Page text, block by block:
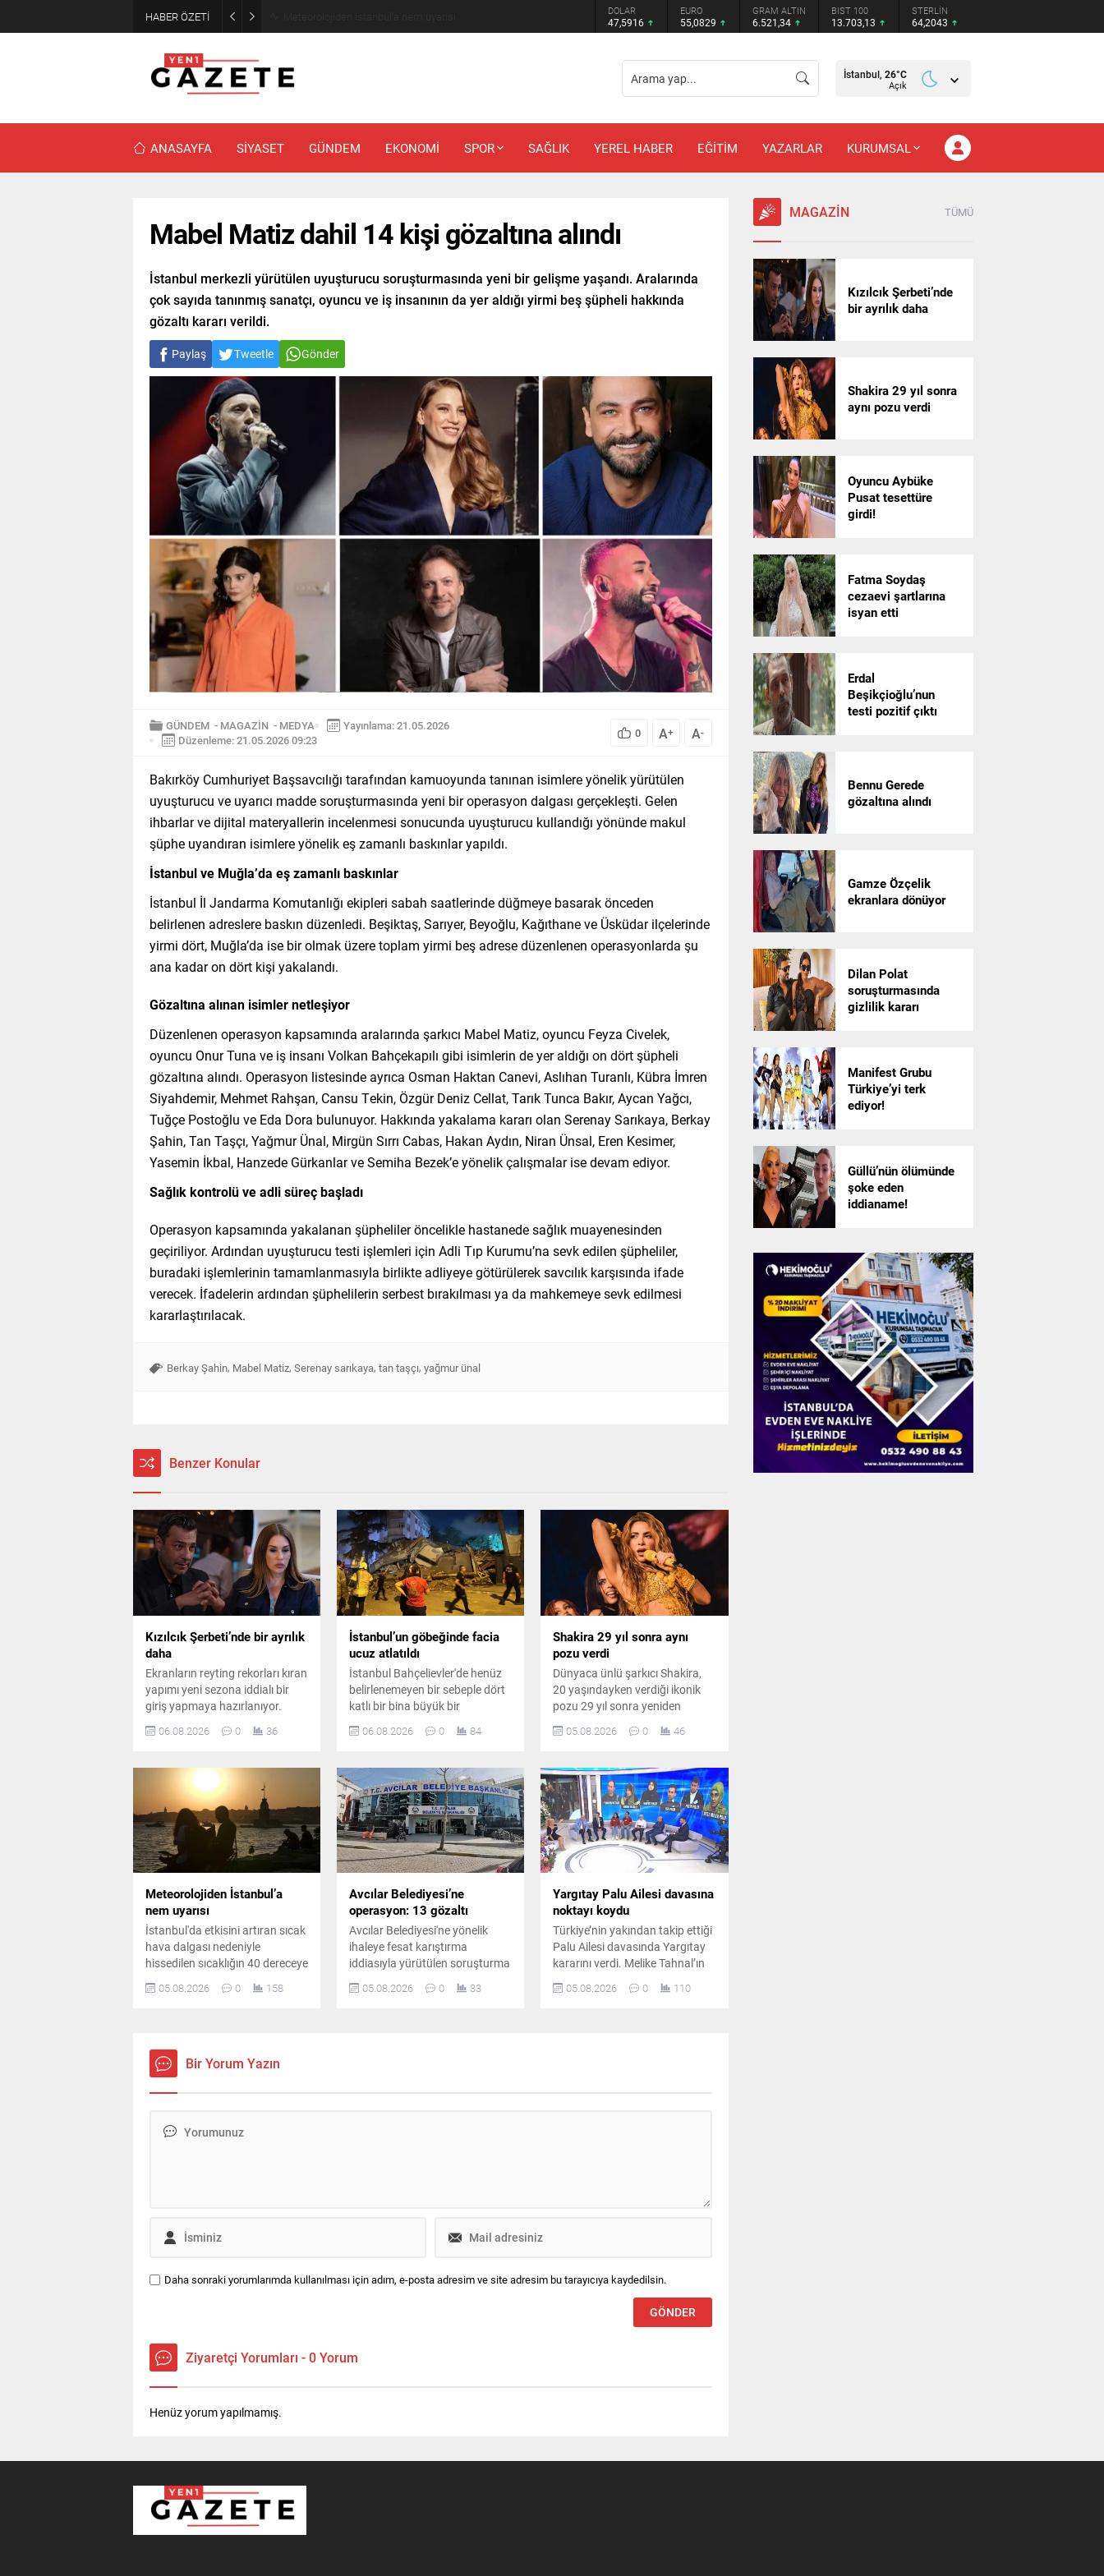
HABER ÖZETİ DOLAR
47,5916
EURO
55,0829
GRAM ALTIN
6.521,34
BIST 100
13.703,13
STERLİN
64,2043
İstanbul, 26°C
Açık
ANASAYFA SİYASET GÜNDEM EKONOMİ SPOR SAĞLIK YEREL HABER EĞİTİM YAZARLAR KURUMSAL
Mabel Matiz dahil 14 kişi gözaltına alındı
İstanbul merkezli yürütülen uyuşturucu soruşturmasında yeni bir gelişme yaşandı. Aralarında
çok sayıda tanınmış sanatçı, oyuncu ve iş insanının da yer aldığı yirmi beş şüpheli hakkında
gözaltı kararı verildi.
Paylaş Tweetle Gönder
GÜNDEM - MAGAZİN - MEDYA
Yayınlama: 21.05.2026
Düzenleme: 21.05.2026 09:23
0 A+ A-
Bakırköy Cumhuriyet Başsavcılığı tarafından kamuoyunda tanınan isimlere yönelik yürütülen
uyuşturucu ve uyarıcı madde soruşturmasında yeni bir operasyon dalgası gerçekleşti. Gelen
ihbarlar ve dijital materyallerin incelenmesi sonucunda uyuşturucu kullandığı yönünde makul
şüphe uyandıran isimlere yönelik eş zamanlı baskınlar yapıldı.
İstanbul ve Muğla’da eş zamanlı baskınlar
İstanbul İl Jandarma Komutanlığı ekipleri sabah saatlerinde düğmeye basarak önceden
belirlenen adreslere baskın düzenledi. Beşiktaş, Sarıyer, Beyoğlu, Kağıthane ve Üsküdar ilçelerinde
yirmi dört, Muğla’da ise bir olmak üzere toplam yirmi beş adrese düzenlenen operasyonlarda şu
ana kadar on dört kişi yakalandı.
Gözaltına alınan isimler netleşiyor
Düzenlenen operasyon kapsamında aralarında şarkıcı Mabel Matiz, oyuncu Feyza Civelek,
oyuncu Onur Tuna ve iş insanı Volkan Bahçekapılı gibi isimlerin de yer aldığı on dört şüpheli
gözaltına alındı. Operasyon listesinde ayrıca Osman Haktan Canevi, Aslıhan Turanlı, Kübra İmren
Siyahdemir, Mehmet Rahşan, Cansu Tekin, Özgür Deniz Cellat, Tarık Tunca Bakır, Aycan Yağcı,
Tuğçe Postoğlu ve Eda Dora bulunuyor. Hakkında yakalama kararı olan Serenay Sarıkaya, Berkay
Şahin, Tan Taşçı, Yağmur Ünal, Mirgün Sırrı Cabas, Hakan Aydın, Niran Ünsal, Eren Kesimer,
Yasemin İkbal, Hanzede Gürkanlar ve Semiha Bezek’e yönelik çalışmalar ise devam ediyor.
Sağlık kontrolü ve adli süreç başladı
Operasyon kapsamında yakalanan şüpheliler öncelikle hastanede sağlık muayenesinden
geçiriliyor. Ardından uyuşturucu testi işlemleri için Adli Tıp Kurumu’na sevk edilen şüpheliler,
buradaki işlemlerinin tamamlanmasıyla birlikte adliyeye götürülerek savcılık karşısında ifade
verecek. İfadelerin ardından şüphelilerin serbest bırakılması ya da mahkemeye sevk edilmesi
kararlaştırılacak.
Berkay Şahin, Mabel Matiz, Serenay sarıkaya, tan taşçı, yağmur ünal
Benzer Konular
Kızılcık Şerbeti’nde bir ayrılık
daha
Ekranların reyting rekorları kıran
yapımı yeni sezona iddialı bir
giriş yapmaya hazırlanıyor.
yaşanırken diziye sürpriz bir
06.08.2026 0 36
İstanbul’un göbeğinde facia
ucuz atlatıldı
İstanbul Bahçelievler'de henüz
belirlenemeyen bir sebeple dört
katlı bir bina büyük bir
daha önceden tahliye edilmiş
çaplı güvenlik önlemleri alındı.
06.08.2026 0 84
Shakira 29 yıl sonra aynı
pozu verdi
Dünyaca ünlü şarkıcı Shakira,
20 yaşındayken verdiği ikonik
pozu 29 yıl sonra yeniden
paylaşımı kısa sürede sosyal
05.08.2026 0 46
Meteorolojiden İstanbul’a
nem uyarısı
İstanbul'da etkisini artıran sıcak
hava dalgası nedeniyle
hissedilen sıcaklığın 40 dereceye
yaklaşması bekleniyor. Gece
saatlerinde ise yüksek nem
05.08.2026 0 158
Avcılar Belediyesi’ne
operasyon: 13 gözaltı
Avcılar Belediyesi'ne yönelik
ihaleye fesat karıştırma
iddiasıyla yürütülen soruşturma
kapsamında 4 ilde düzenlenen
eş zamanlı operasyonda 13
05.08.2026 0 33
Yargıtay Palu Ailesi davasına
noktayı koydu
Türkiye’nin yakından takip ettiği
Palu Ailesi davasında Yargıtay
kararını verdi. Melike Tahnal’ın
ölümüne ilişkin davada Tuncer
Ustael’e verilen müebbet hapis
05.08.2026 0 110
Bir Yorum Yazın
Daha sonraki yorumlarımda kullanılması için adım, e-posta adresim ve site adresim bu tarayıcıya kaydedilsin.
Ziyaretçi Yorumları - 0 Yorum
Henüz yorum yapılmamış.
MAGAZİN TÜMÜ
Kızılcık Şerbeti’nde
bir ayrılık daha
Shakira 29 yıl sonra
aynı pozu verdi
Oyuncu Aybüke
Pusat tesettüre
girdi!
Fatma Soydaş
cezaevi şartlarına
isyan etti
Erdal
Beşikçioğlu’nun
testi pozitif çıktı
Bennu Gerede
gözaltına alındı
Gamze Özçelik
ekranlara dönüyor
Dilan Polat
soruşturmasında
gizlilik kararı
Manifest Grubu
Türkiye’yi terk
ediyor!
Güllü’nün ölümünde
şoke eden
iddianame!